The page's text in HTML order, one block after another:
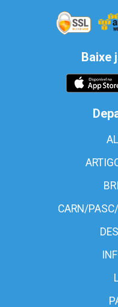
Baixe
CARN/